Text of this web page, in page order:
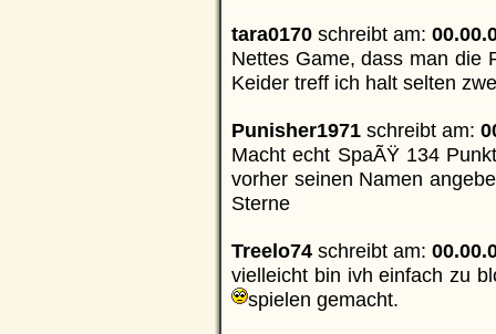
tara0170 schreibt am:
Nettes Game, dass man die
Keider treff ich halt selten
Punisher1971 schreibt am:
Macht echt SpaÃŸ 134
vorher seinen Namen
Sterne
Treelo74 schreibt am:
vielleicht bin ivh einfach zu
spielen gemacht.